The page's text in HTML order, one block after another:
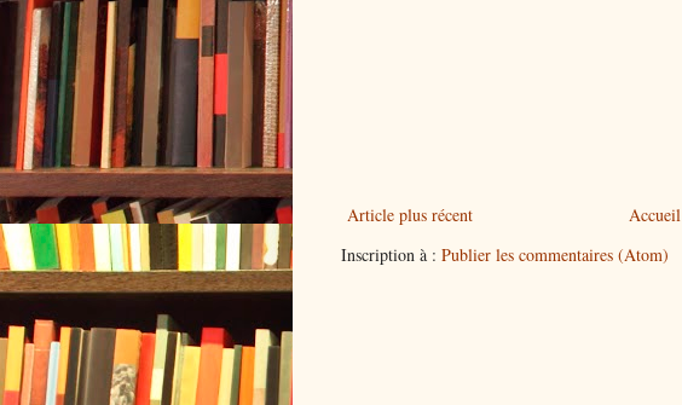
Article plus récent
Accueil
Inscription à : Publier les commentaires (Atom)